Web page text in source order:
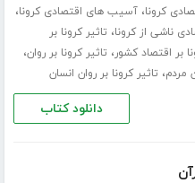
کرونا،آسیب های اقتصادی کرونا،
ناشی از کرونا، تاثیر کرونا بر
بر اقتصاد کشور، تاثیر کرونا بر روان،
مردم، تاثیر کرونا بر روان انسان
دانلود کتاب